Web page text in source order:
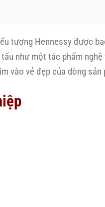
tượng Hennessy được
như một tác phẩm
vào vẻ đẹp của dòng sản